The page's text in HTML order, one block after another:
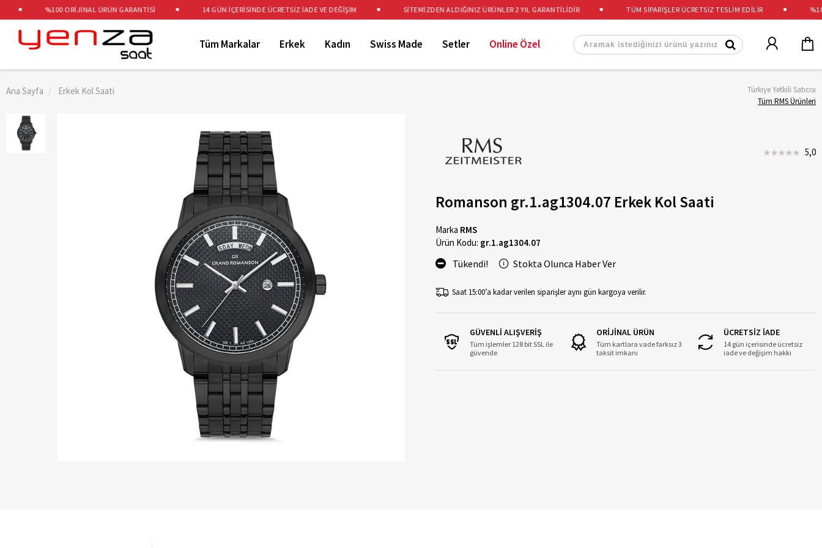
TÜM SİPARİŞLER ÜCRETSİZ TESLİM EDİLİR %100
%100 ORİJİNAL ÜRÜN GARANTİSİ 14 GÜN İÇERİSİNDE ÜCRETSİZ İADE VE DEĞİŞİM SİTEMİZDEN ALDIĞINIZ ÜRÜNLER 2 YIL GARANTİLİDİR
Tüm Markalar Erkek Kadın Swiss Made Setler Online Özel
Ana Sayfa Erkek Kol Saati
Türkiye Yetkili Satıcısı
Tüm RMS Ürünleri
5,0
Romanson gr.1.ag1304.07 Erkek Kol Saati
Marka RMS
Ürün Kodu: gr.1.ag1304.07
Tükendi! Stokta Olunca Haber Ver
Saat 15:00’a kadar verilen siparişler aynı gün kargoya verilir.
GÜVENLİ ALIŞVERİŞ
Tüm işlemler 128 bit SSL ile
güvende
ORİJİNAL ÜRÜN
Tüm kartlara vade farksız 3
taksit imkanı
ÜCRETSİZ İADE
14 gün içerisinde ücretsiz
iade ve değişim hakkı